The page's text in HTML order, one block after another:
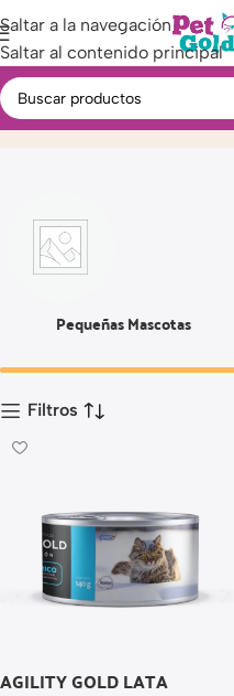
Saltar a la navegación
Saltar al contenido principal
140 GRInicio Producto
Pequeñas Mascotas
Filtros
AGILITY GOLD LATA